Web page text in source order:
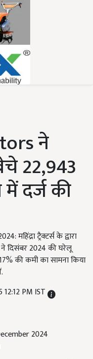
ने
22,943
में दर्ज की
महिंद्रा ट्रैक्टर्स के द्वारा
ने दिसंबर 2024 की घरेलू
17% की कमी का सामना किया
PM IST